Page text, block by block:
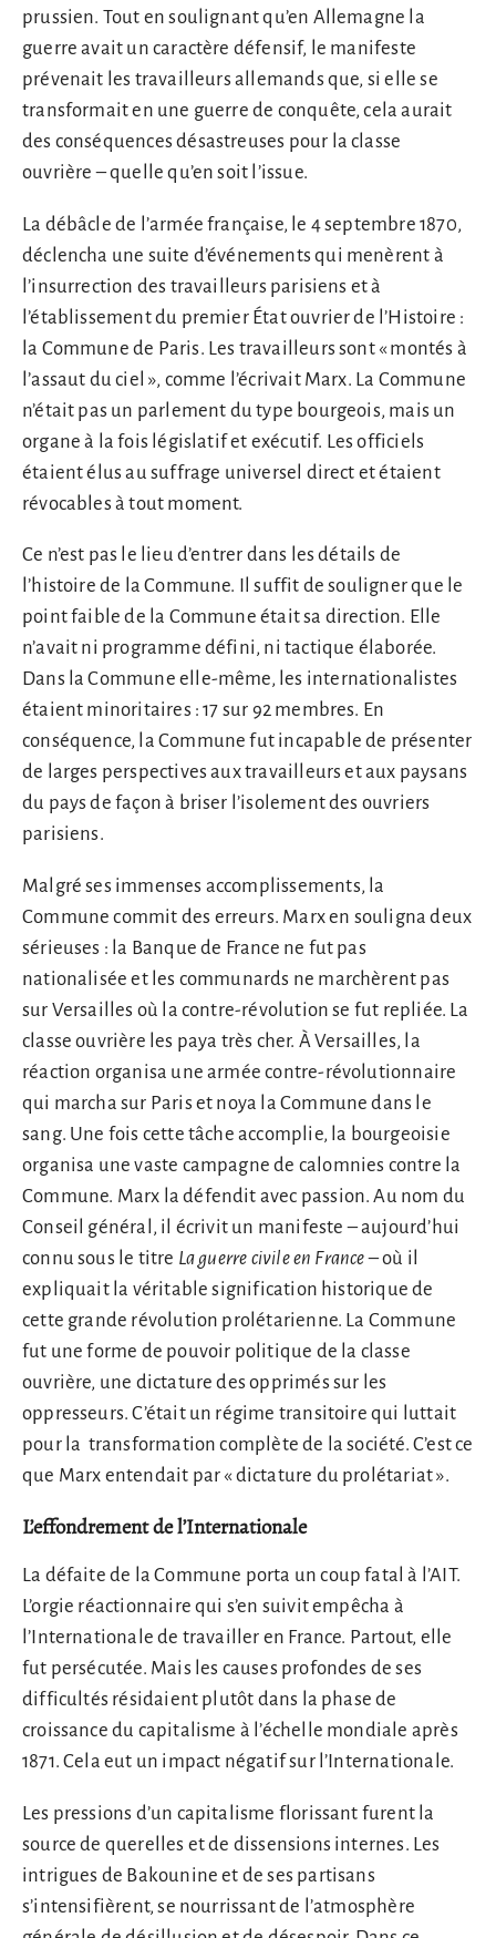
prussien. Tout en soulignant qu’en Allemagne la
guerre avait un caractère défensif, le manifeste
prévenait les travailleurs allemands que, si elle se
transformait en une guerre de conquête, cela aurait
des conséquences désastreuses pour la classe
ouvrière – quelle qu’en soit l’issue.
La débâcle de l’armée française, le 4 septembre 1870,
déclencha une suite d’événements qui menèrent à
l’insurrection des travailleurs parisiens et à
l’établissement du premier État ouvrier de l’Histoire :
la Commune de Paris. Les travailleurs sont « montés à
l’assaut du ciel », comme l’écrivait Marx. La Commune
n’était pas un parlement du type bourgeois, mais un
organe à la fois législatif et exécutif. Les officiels
étaient élus au suffrage universel direct et étaient
révocables à tout moment.
Ce n’est pas le lieu d’entrer dans les détails de
l’histoire de la Commune. Il suffit de souligner que le
point faible de la Commune était sa direction. Elle
n’avait ni programme défini, ni tactique élaborée.
Dans la Commune elle-même, les internationalistes
étaient minoritaires : 17 sur 92 membres. En
conséquence, la Commune fut incapable de présenter
de larges perspectives aux travailleurs et aux paysans
du pays de façon à briser l’isolement des ouvriers
parisiens.
Malgré ses immenses accomplissements, la
Commune commit des erreurs. Marx en souligna deux
sérieuses : la Banque de France ne fut pas
nationalisée et les communards ne marchèrent pas
sur Versailles où la contre-révolution se fut repliée. La
classe ouvrière les paya très cher. À Versailles, la
réaction organisa une armée contre-révolutionnaire
qui marcha sur Paris et noya la Commune dans le
sang. Une fois cette tâche accomplie, la bourgeoisie
organisa une vaste campagne de calomnies contre la
Commune. Marx la défendit avec passion. Au nom du
Conseil général, il écrivit un manifeste – aujourd’hui
connu sous le titre La guerre civile en France– où il
expliquait la véritable signification historique de
cette grande révolution prolétarienne. La Commune
fut une forme de pouvoir politique de la classe
ouvrière, une dictature des opprimés sur les
oppresseurs. C’était un régime transitoire qui luttait
pour la transformation complète de la société. C’est ce
que Marx entendait par « dictature du prolétariat ».
L’effondrement de l’Internationale
La défaite de la Commune porta un coup fatal à l’AIT.
L’orgie réactionnaire qui s’en suivit empêcha à
l’Internationale de travailler en France. Partout, elle
fut persécutée. Mais les causes profondes de ses
difficultés résidaient plutôt dans la phase de
croissance du capitalisme à l’échelle mondiale après
1871. Cela eut un impact négatif sur l’Internationale.
Les pressions d’un capitalisme florissant furent la
source de querelles et de dissensions internes. Les
intrigues de Bakounine et de ses partisans
s’intensifièrent, se nourrissant de l’atmosphère